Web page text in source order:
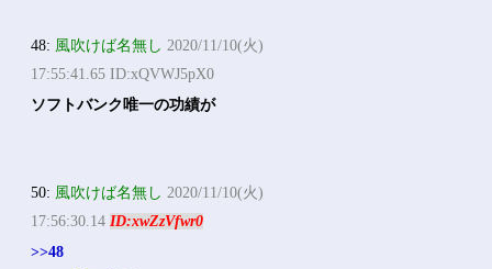
48: 風吹けば名無し 2020/11/10(火)
17:55:41.65 ID:xQVWJ5pX0
ソフトバンク唯一の功績が
50: 風吹けば名無し 2020/11/10(火)
17:56:30.14ID:xwZzVfwr0
>>48